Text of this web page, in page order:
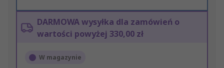
DARMOWA wysyłka dla zamówień o
wartości powyżej 330,00 zł
W magazynie